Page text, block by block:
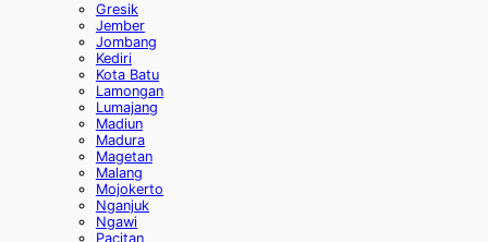
Gresik
Jember
Jombang
Kediri
Kota Batu
Lamongan
Lumajang
Madiun
Madura
Magetan
Malang
Mojokerto
Nganjuk
Ngawi
Pacitan